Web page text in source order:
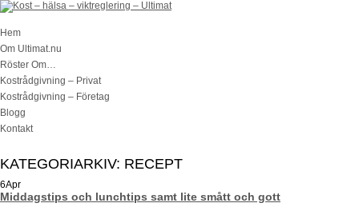
Hem
Om Ultimat.nu
Röster Om…
Kostrådgivning – Privat
Kostrådgivning – Företag
Blogg
Kontakt
KATEGORIARKIV: RECEPT
6Apr
Middagstips och lunchtips samt lite smått och gott